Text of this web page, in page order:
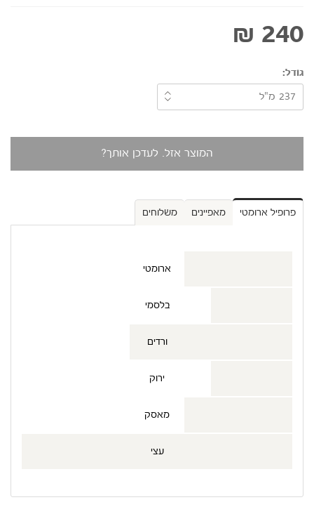
240 ₪
גודל
המוצר אזל. לעדכן אותך?
פרופיל ארומטי מאפיינים משלוחים
ארומטי
בלסמי
ורדים
ירוק
מאסק
עצי